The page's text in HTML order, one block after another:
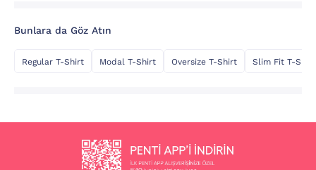
Bunlara da Göz Atın
Regular T-Shirt Modal T-Shirt Oversize T-Shirt Slim Fit T-Shirt